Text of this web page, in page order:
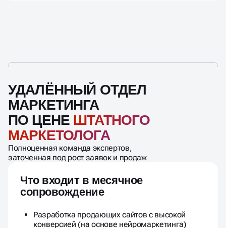
УДАЛЁННЫЙ ОТДЕЛ
МАРКЕТИНГА
ПО ЦЕНЕ ШТАТНОГО
МАРКЕТОЛОГА
Полноценная команда экспертов,
заточенная под рост заявок и продаж
Что входит в месячное
сопровождение
Разработка продающих сайтов с высокой
конверсией (на основе нейромаркетинга)